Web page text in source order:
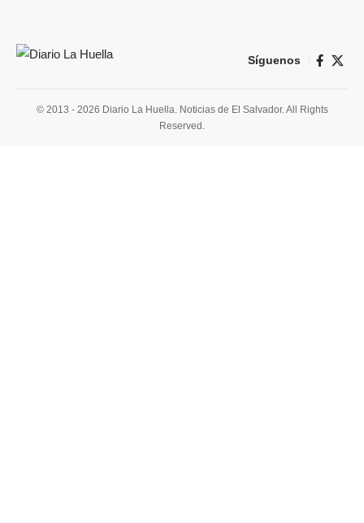
Síguenos
© 2013 - 2026 Diario La Huella. Noticias de El Salvador. All Rights
Reserved.